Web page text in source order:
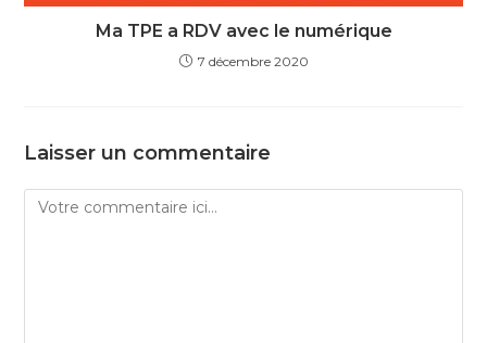
Ma TPE a RDV avec le numérique
7 décembre 2020
Laisser un commentaire